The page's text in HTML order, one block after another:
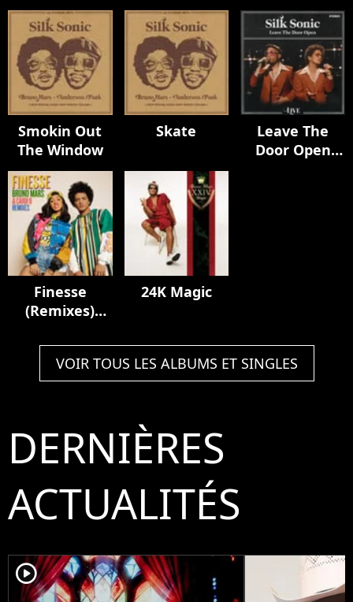
Smokin Out
The Window
Skate
Leave The
Door Open
Finesse
(Remixes)
24K Magic
VOIR TOUS LES ALBUMS ET SINGLES
DERNIÈRES
ACTUALITÉS
player2